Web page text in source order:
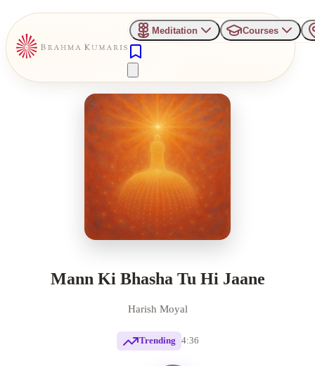
Meditation Courses
Mann Ki Bhasha Tu Hi Jaane
Harish Moyal
Trending 4:36